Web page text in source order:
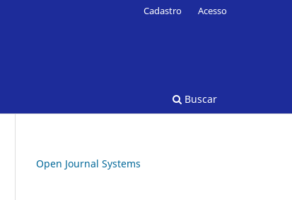
Buscar
Cadastro Acesso
Open Journal Systems